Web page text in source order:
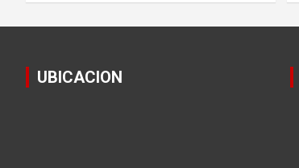
UBICACION